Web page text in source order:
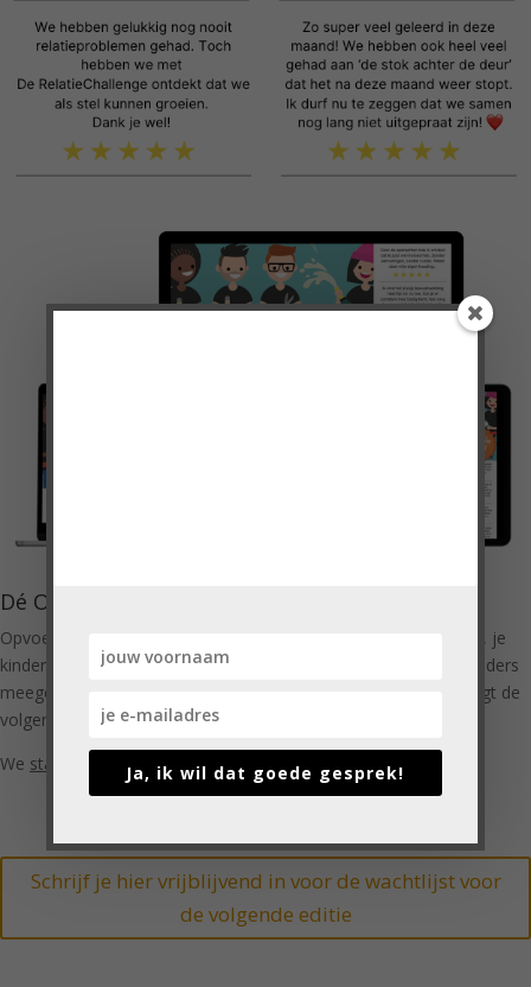
Dé OpvoedChallenge
Opvoeden wordt leuker, jij wordt een relaxter moeder of vader, je
kinderen vinden het fijner thuis. Inmiddels hebben duizenden ouders
meegedaan met Dé OpvoedChallenge en meer dan de helft zegt de
volgende keer weer mee te willen doen!
We starten slechts eenmaal per jaar met Dé OpvoedChallenge!
Schrijf je hier vrijblijvend in voor de wachtlijst voor
de volgende editie
Ja, ik wil dat goede gesprek!